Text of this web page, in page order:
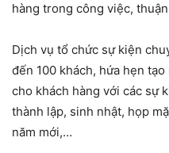
hàng trong công việc,
Dịch vụ tổ chức sự kiện
đến 100 khách, hứa hẹn
cho khách hàng với các sự
thành lập, sinh nhật, họp
năm mới,…